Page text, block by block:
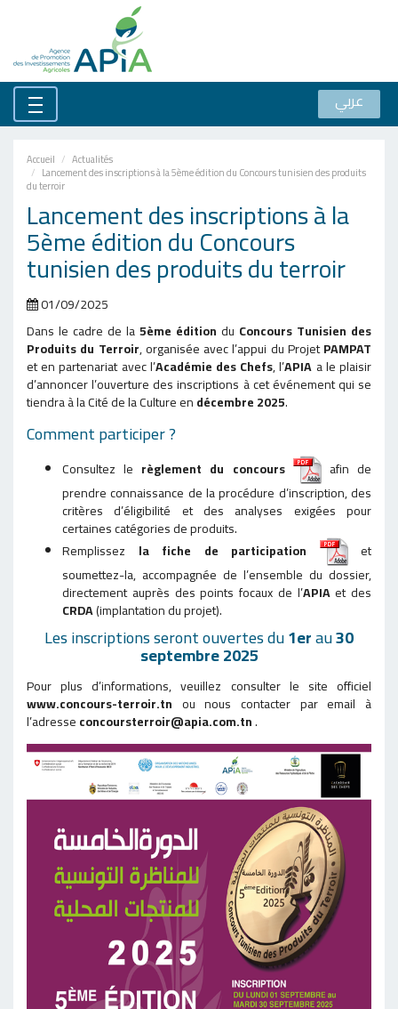
عربي
Accueil Actualités
Lancement des inscriptions à la 5ème édition du Concours tunisien des produits
du terroir
Lancement des inscriptions à la
5ème édition du Concours
tunisien des produits du terroir
01/09/2025
Dans le cadre de la5ème édition du Concours Tunisien des
Produits du Terroir, organisée avec l’appui du ProjetPAMPAT
et en partenariat avec l’Académie des Chefs, l’APIA a le plaisir
d’annoncer l’ouverture des inscriptions à cet événement qui se
tiendra à la Cité de la Culture endécembre 2025.
Comment participer ?
Consultez le règlement du concours
afin de
prendre connaissance de la procédure d’inscription, des
critères d’éligibilité et des analyses exigées pour
certaines catégories de produits.
Remplissez la fiche de participation
et
soumettez-la, accompagnée de l’ensemble du dossier,
directement auprès des points focaux de l’APIAet des
CRDA(implantation du projet).
Les inscriptions seront ouvertes du1erau30
septembre 2025
Pour plus d’informations, veuillez consulter le site officiel
www.concours-terroir.tn ou nous contacter par email à
l’adresseconcoursterroir@apia.com.tn.